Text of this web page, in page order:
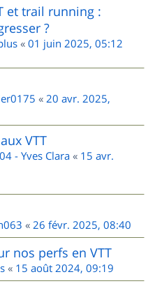
et trail running :
?
« 01 juin 2025, 05:12
« 20 avr. 2025,
VTT
- Yves Clara « 15 avr.
« 26 févr. 2025, 08:40
nos perfs en VTT
« 15 août 2024, 09:19